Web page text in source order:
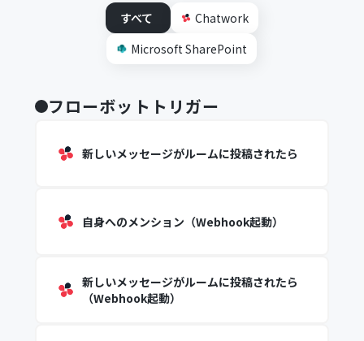
すべて
Chatwork
Microsoft SharePoint
フローボットトリガー
新しいメッセージがルームに投稿されたら
自身へのメンション（Webhook起動）
新しいメッセージがルームに投稿されたら
（Webhook起動）